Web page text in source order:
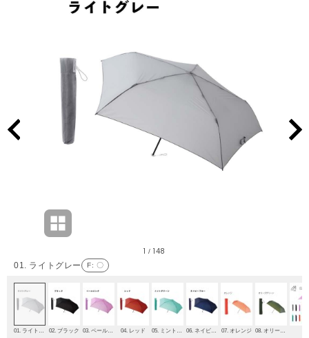
01. ライトグレー F: 〇
1 /148
02. ブラック 04. レッド 07. オレンジ